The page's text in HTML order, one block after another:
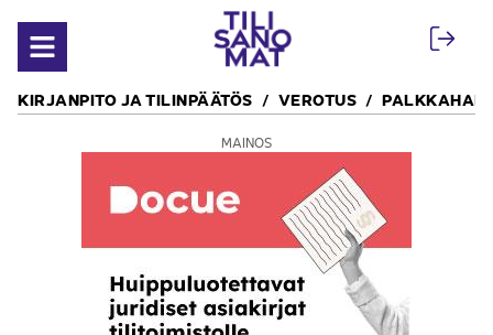
Avaa valikko
KIRJANPITO JA TILINPÄÄTÖS VEROTUS
MAINOS